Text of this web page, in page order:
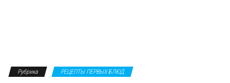
Рубрика РЕЦЕПТЫ ПЕРВЫХ БЛЮД